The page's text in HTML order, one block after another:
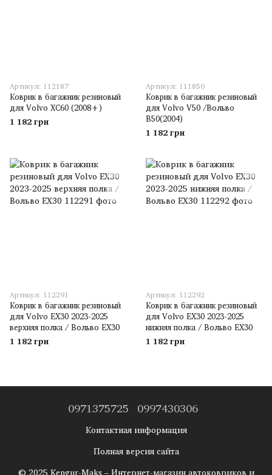
Артикул: 112187
Коврик в багажник резиновый
для Volvo XC60 (2008+)
1 182 грн
Артикул: 111850
Коврик в багажник резиновый
для Volvo V50 /Вольво
В50(2004)
1 182 грн
Артикул: 112291
Коврик в багажник резиновый
для Volvo EX30 2023-2025
верхняя полка / Вольво ЕХ30
1 182 грн
Артикул: 112292
Коврик в багажник резиновый
для Volvo EX30 2023-2025
нижняя полка / Вольво ЕХ30
1 182 грн
0971375725 0997430306
Контактная информация
Полная версия сайта